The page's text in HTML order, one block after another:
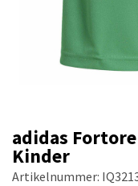
adidas
Kinder
Artikelnummer: